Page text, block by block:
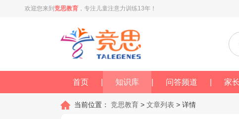
欢迎您来到 竞思教育 ，专注儿童注意力训练13年！
首页 知识库 问答频道 家
当前位置： 竞思教育 > 文章列表 > 详情